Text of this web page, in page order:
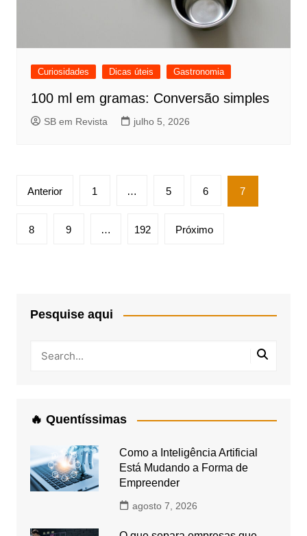
Curiosidades Dicas úteis Gastronomia
100 ml em gramas: Conversão simples
SB em Revista julho 5, 2026
Paginação
posts
Anterior 1 … 5 6 7
8 9 … 192 Próximo
Pesquise aqui
🔥 Quentíssimas
Como a Inteligência Artificial
Está Mudando a Forma de
Empreender
agosto 7, 2026